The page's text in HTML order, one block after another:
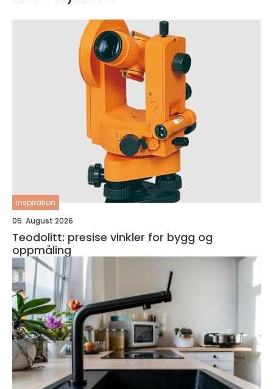
inspiration
05. August 2026
Teodolitt: presise vinkler for bygg og
oppmåling